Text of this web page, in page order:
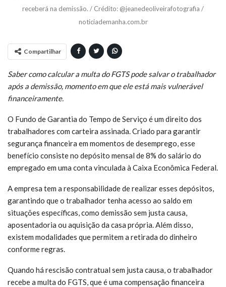
receberá na demissão. / Crédito: @jeanedeoliveirafotografia /
noticiademanha.com.br
Compartilhar
Saber como calcular a multa do FGTS pode salvar o trabalhador
após a demissão, momento em que ele está mais vulnerável
financeiramente.
O Fundo de Garantia do Tempo de Serviço é um direito dos
trabalhadores com carteira assinada. Criado para garantir
segurança financeira em momentos de desemprego, esse
benefício consiste no depósito mensal de 8% do salário do
empregado em uma conta vinculada à Caixa Econômica Federal.
A empresa tem a responsabilidade de realizar esses depósitos,
garantindo que o trabalhador tenha acesso ao saldo em
situações específicas, como demissão sem justa causa,
aposentadoria ou aquisição da casa própria. Além disso,
existem modalidades que permitem a retirada do dinheiro
conforme regras.
Quando há rescisão contratual sem justa causa, o trabalhador
recebe a multa do FGTS, que é uma compensação financeira